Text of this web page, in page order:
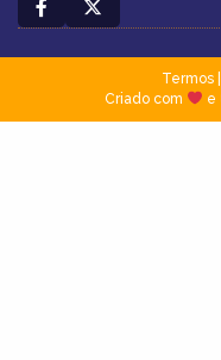
Termos|
Criado com
e